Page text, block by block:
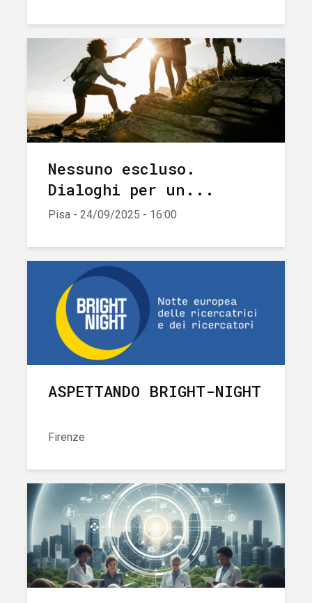
Nessuno escluso.
Dialoghi per un...
Pisa - 24/09/2025 - 16:00
ASPETTANDO BRIGHT-NIGHT
Firenze